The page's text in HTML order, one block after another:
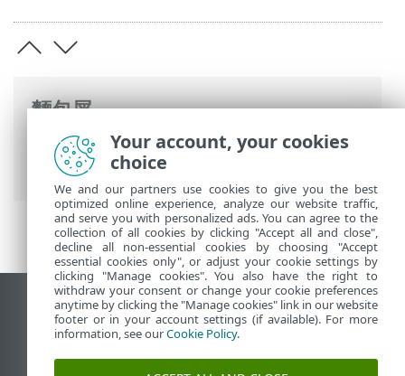
麵包屑
ESET 線上說明>ESET PROTECT On-Prem
ESET PROTECT On-Prem API
檢視桌面網站
End of Life
ESET 知識庫
Your account, your cookies
choice
We and our partners use cookies to give you the best
optimized online experience, analyze our website traffic,
and serve you with personalized ads. You can agree to the
collection of all cookies by clicking "Accept all and close",
decline all non-essential cookies by choosing "Accept
essential cookies only", or adjust your cookie settings by
clicking "Manage cookies". You also have the right to
withdraw your consent or change your cookie preferences
anytime by clicking the "Manage cookies" link in our website
footer or in your account settings (if available). For more
information, see ourCookie Policy.